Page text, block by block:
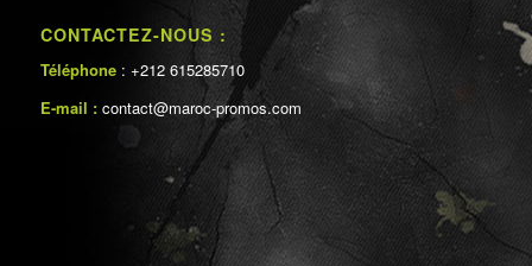
CONTACTEZ-NOUS :
Téléphone : +212 615285710
E-mail : contact@maroc-promos.com